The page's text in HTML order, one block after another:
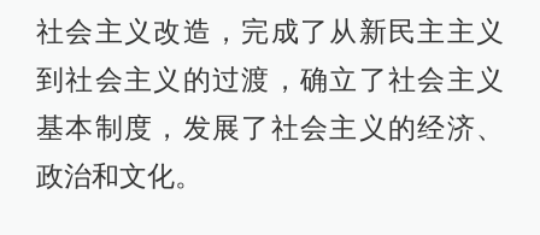
社会主义改造，完成了从新民主主义
到社会主义的过渡，确立了社会主义
基本制度，发展了社会主义的经济、
政治和文化。